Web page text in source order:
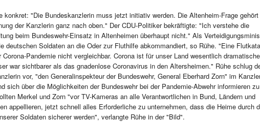
konkret: "Die Bundeskanzlerin muss jetzt initiativ werden. Die Altenheim-Frage
der Kanzlerin ganz nach oben." Der CDU-Politiker bekräftigte: "Ich verstehe die
beim Bundeswehr-Einsatz in Altenheimen überhaupt nicht." Als
deutschen Soldaten an die Oder zur Fluthilfe abkommandiert, so Rühe. "Eine
Pandemie nicht vergleichbar. Corona ist für unser Land wesentlich
war sichtbarer als das gnadenlose Coronavirus in den Altersheimen." Rühe schlug
vor, "den Generalinspekteur der Bundeswehr, General Eberhard Zorn" im
sich über die Möglichkeiten der Bundeswehr bei der Pandemie-Abwehr informieren
Merkel und Zorn "vor TV-Kameras an alle Verantwortlichen in Bund, Ländern und
appellieren, jetzt schnell alles Erforderliche zu unternehmen, dass die Heime durch
Soldaten sicherer werden", verlangte Rühe in der "Bild".